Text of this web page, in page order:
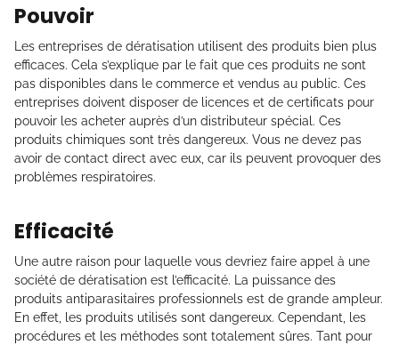
Pouvoir
Les entreprises de dératisation utilisent des produits bien plus
efficaces. Cela s’explique par le fait que ces produits ne sont
pas disponibles dans le commerce et vendus au public. Ces
entreprises doivent disposer de licences et de certificats pour
pouvoir les acheter auprès d’un distributeur spécial. Ces
produits chimiques sont très dangereux. Vous ne devez pas
avoir de contact direct avec eux, car ils peuvent provoquer des
problèmes respiratoires.
Efficacité
Une autre raison pour laquelle vous devriez faire appel à une
société de dératisation est l’efficacité. La puissance des
produits antiparasitaires professionnels est de grande ampleur.
En effet, les produits utilisés sont dangereux. Cependant, les
procédures et les méthodes sont totalement sûres. Tant pour